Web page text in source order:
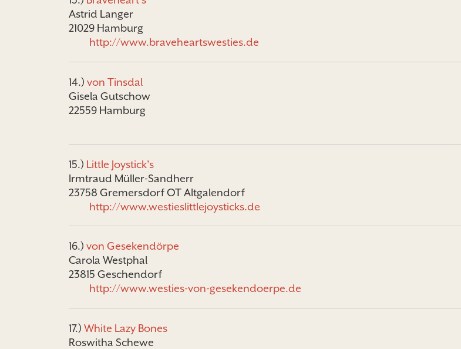
Astrid Langer
21029 Hamburg
http://www.braveheartswesties.de
14.) von Tinsdal
Gisela Gutschow
22559 Hamburg
15.) Little Joystick's
Irmtraud Müller-Sandherr
23758 Gremersdorf OT Altgalendorf
http://www.westieslittlejoysticks.de
16.) von Gesekendörpe
Carola Westphal
23815 Geschendorf
http://www.westies-von-gesekendoerpe.de
17.) White Lazy Bones
Roswitha Schewe